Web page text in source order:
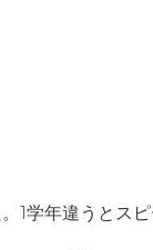
1学年違うとス